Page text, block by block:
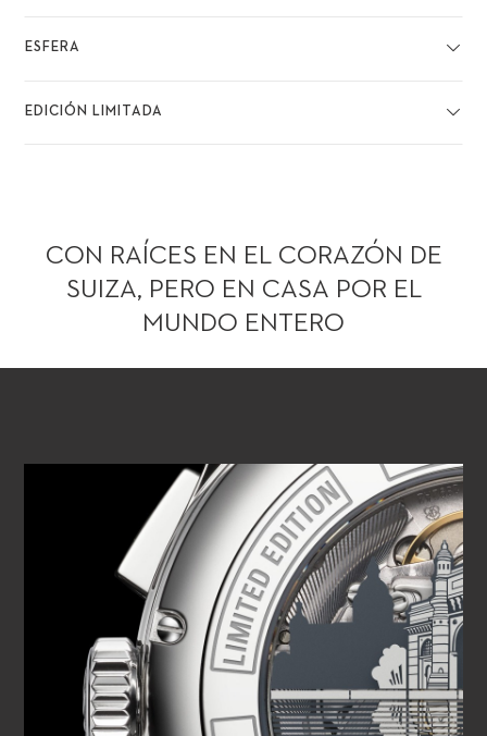
ESFERA
EDICIÓN LIMITADA
CON RAÍCES EN EL CORAZÓN DE
SUIZA, PERO EN CASA POR EL
MUNDO ENTERO
REPRODUCIR VÍDEO